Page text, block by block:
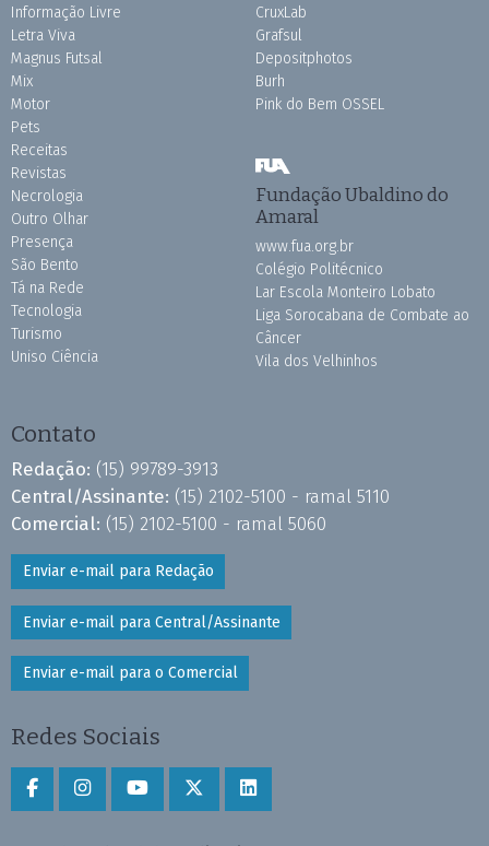
Informação Livre
Letra Viva
Magnus Futsal
Mix
Motor
Pets
Receitas
Revistas
Necrologia
Outro Olhar
Presença
São Bento
Tá na Rede
Tecnologia
Turismo
Uniso Ciência
CruxLab
Grafsul
Depositphotos
Burh
Pink do Bem OSSEL
Fundação Ubaldino do
Amaral
www.fua.org.br
Colégio Politécnico
Lar Escola Monteiro Lobato
Liga Sorocabana de Combate ao
Câncer
Vila dos Velhinhos
Contato
Redação: (15) 99789-3913
Central/Assinante: (15) 2102-5100 - ramal 5110
Comercial: (15) 2102-5100 - ramal 5060
Enviar e-mail para Redação
Enviar e-mail para Central/Assinante
Enviar e-mail para o Comercial
Redes Sociais